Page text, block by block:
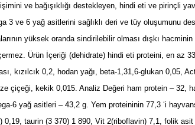
ve bağışıklığı destekleyen, hindi eti ve pirinçli
ve 6 yağ asitlerini sağlıklı deri ve tüy oluşumunu
yüksek oranda sindirilebilir olması dışkı
Ürün İçeriği (dehidrate) hindi eti proteini, en az
0,2, hodan yağı, beta-1,31,6-glukan 0,05,
çiçeği, kekik 0,015. Analiz Değeri ham protein – 32,
6 yağ asitleri – 43,2 g. Yem proteininin 77,3 ‘i
taurin (3 370) 1 890, Vit 2(riboflavin) 7,1, folik